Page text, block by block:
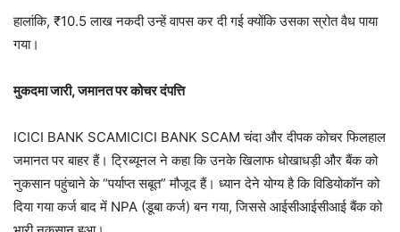
हालांकि, ₹10.5 लाख नकदी उन्हें वापस कर दी गई क्योंकि उसका स्रोत वैध पाया
गया।
मुकदमा जारी, जमानत पर कोचर दंपत्ति
ICICI BANK SCAMICICI BANK SCAM चंदा और दीपक कोचर फिलहाल
जमानत पर बाहर हैं। ट्रिब्यूनल ने कहा कि उनके खिलाफ धोखाधड़ी और बैंक को
नुकसान पहुंचाने के “पर्याप्त सबूत” मौजूद हैं। ध्यान देने योग्य है कि विडियोकॉन को
दिया गया कर्ज बाद में NPA (डूबा कर्ज) बन गया, जिससे आईसीआईसीआई बैंक को